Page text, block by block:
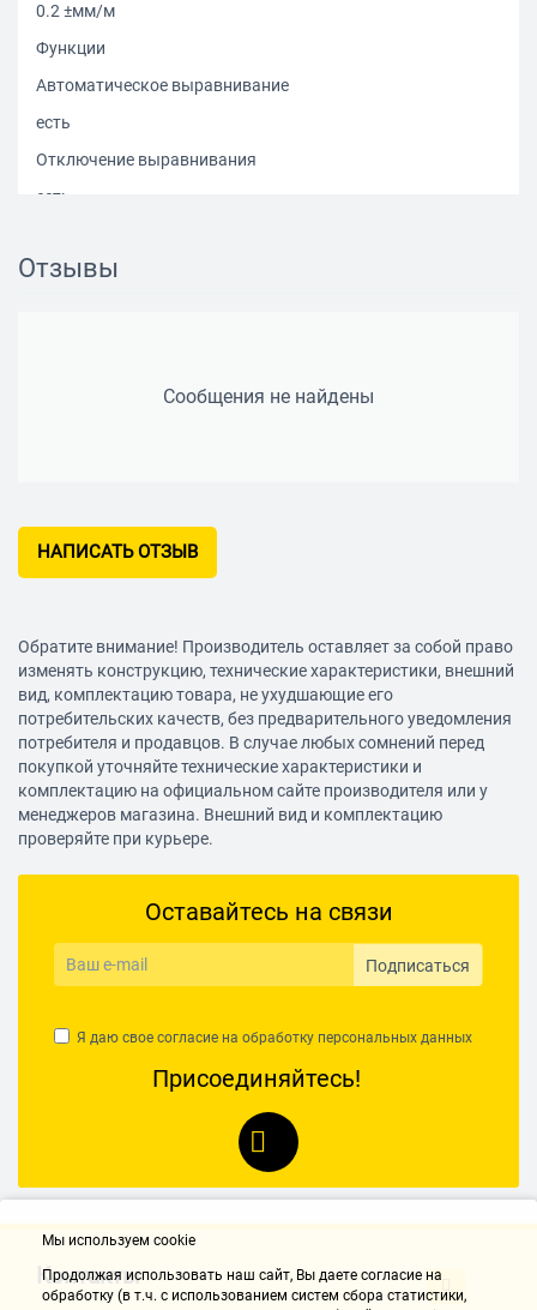
0.2 ±мм/м
Функции
Автоматическое выравнивание
есть
Отключение выравнивания
есть
есть
1
Количество вертикальных линий
Количество горизонтальных линий
1
Угол самовыравнивания
4 °
Количество проецируемых точек
Цвет луча
Резьба под штатив 1/4"
есть
Элементы питания
Отзывы
Сообщения не найдены
НАПИСАТЬ ОТЗЫВ
Обратите внимание! Производитель оставляет за собой право
изменять конструкцию, технические характеристики, внешний
вид, комплектацию товара, не ухудшающие его
потребительских качеств, без предварительного уведомления
потребителя и продавцов. В случае любых сомнений перед
покупкой уточняйте технические характеристики и
комплектацию на официальном сайте производителя или у
менеджеров магазина. Внешний вид и комплектацию
проверяйте при курьере.
Оставайтесь на связи
Подписаться
Я даю свое согласие на обработку персональных данных
Присоединяйтесь!
Контакты
Мы используем cookie
Продолжая использовать наш cайт, Вы даете согласие на
обработку (в т.ч. с использованием систем сбора статистики,